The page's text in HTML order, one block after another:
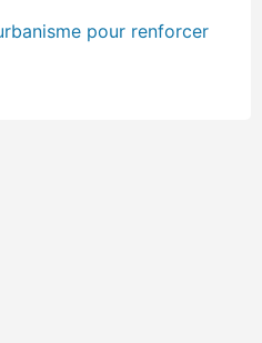
pour renforcer